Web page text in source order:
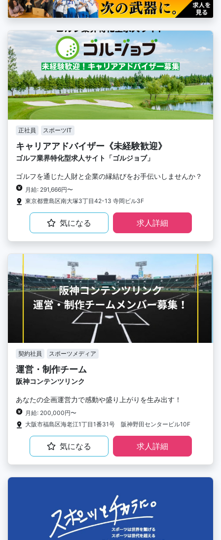
正社員 スポーツIT
キャリアアドバイザー《未経験歓迎》
ゴルフ業界特化型求人サイト「ゴルジョブ」
ゴルフを通じた人財と企業の縁結びをお手伝いしませんか？
月給: 291,666円〜
東京都豊島区南大塚3丁目42-13 寺岡ビル3F
気になる 求人詳細
契約社員 スポーツメディア
運営・制作チーム
阪神コンテンツリンク
あなたの企画運営力で感動や盛り上がりを生み出す！
月給: 200,000円〜
大阪市福島区海老江1丁目1番31号 阪神野田センタービル10F
気になる 求人詳細